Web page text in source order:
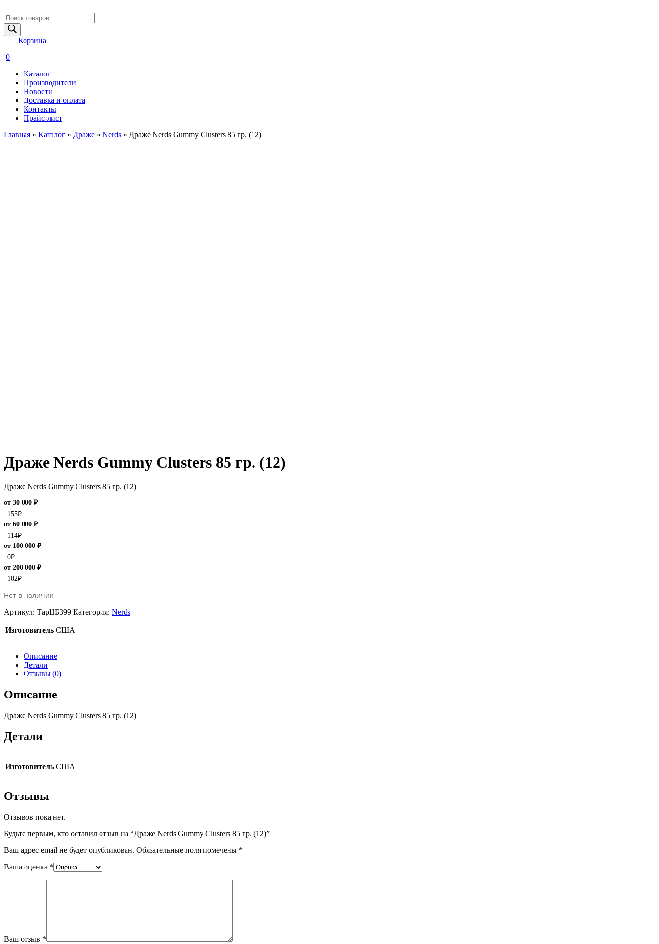
Поиск
товаров
Корзина
0
Каталог
Производители
Новости
Доставка и оплата
Контакты
Прайс-лист
Главная » Каталог » Драже » Nerds » Драже Nerds Gummy Clusters 85 гр. (12)
Драже Nerds Gummy Clusters 85 гр. (12)
Драже Nerds Gummy Clusters 85 гр. (12)
от 30 000 ₽
155₽
от 60 000 ₽
114₽
от 100 000 ₽
0₽
от 200 000 ₽
102₽
Нет в наличии
Артикул: ТарЦБ399 Категория: Nerds
Изготовитель США
Описание
Детали
Отзывы (0)
Описание
Драже Nerds Gummy Clusters 85 гр. (12)
Детали
Изготовитель США
Отзывы
Отзывов пока нет.
Будьте первым, кто оставил отзыв на “Драже Nerds Gummy Clusters 85 гр. (12)”
Ваш адрес email не будет опубликован. Обязательные поля помечены *
Ваша оценка *
Ваш отзыв *